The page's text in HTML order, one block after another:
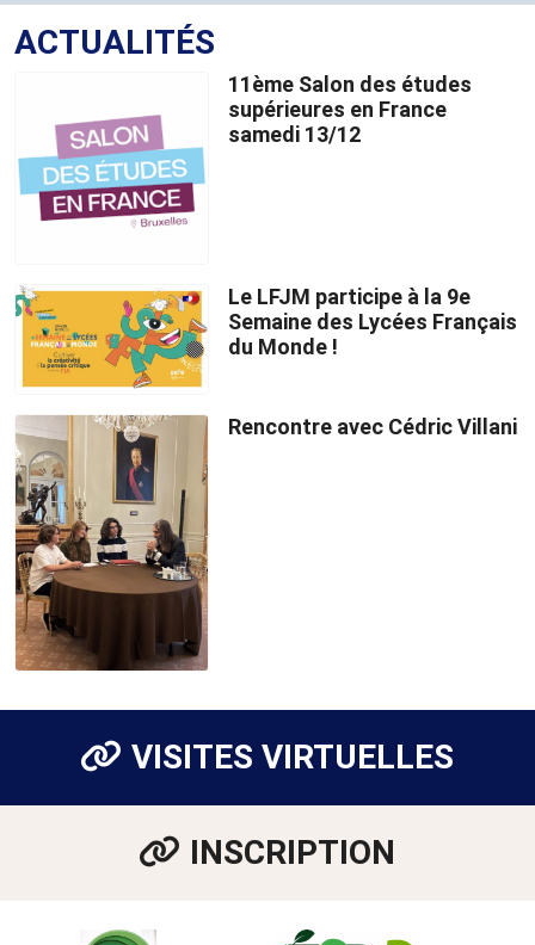
ACTUALITÉS
11ème Salon des études
supérieures en France
samedi 13/12
Le LFJM participe à la 9e
Semaine des Lycées Français
du Monde !
Rencontre avec Cédric Villani
VISITES VIRTUELLES
INSCRIPTION